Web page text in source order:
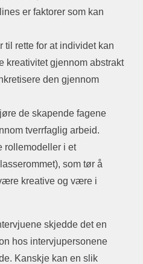
er faktorer som kan
til rette for at individet kan
kreativitet gjennom abstrakt
den gjennom
de skapende fagene
tverrfaglig arbeid.
rollemodeller i et
som tør å
kreative og være i
skjedde det en
hos intervjupersonene
Kanskje kan en slik